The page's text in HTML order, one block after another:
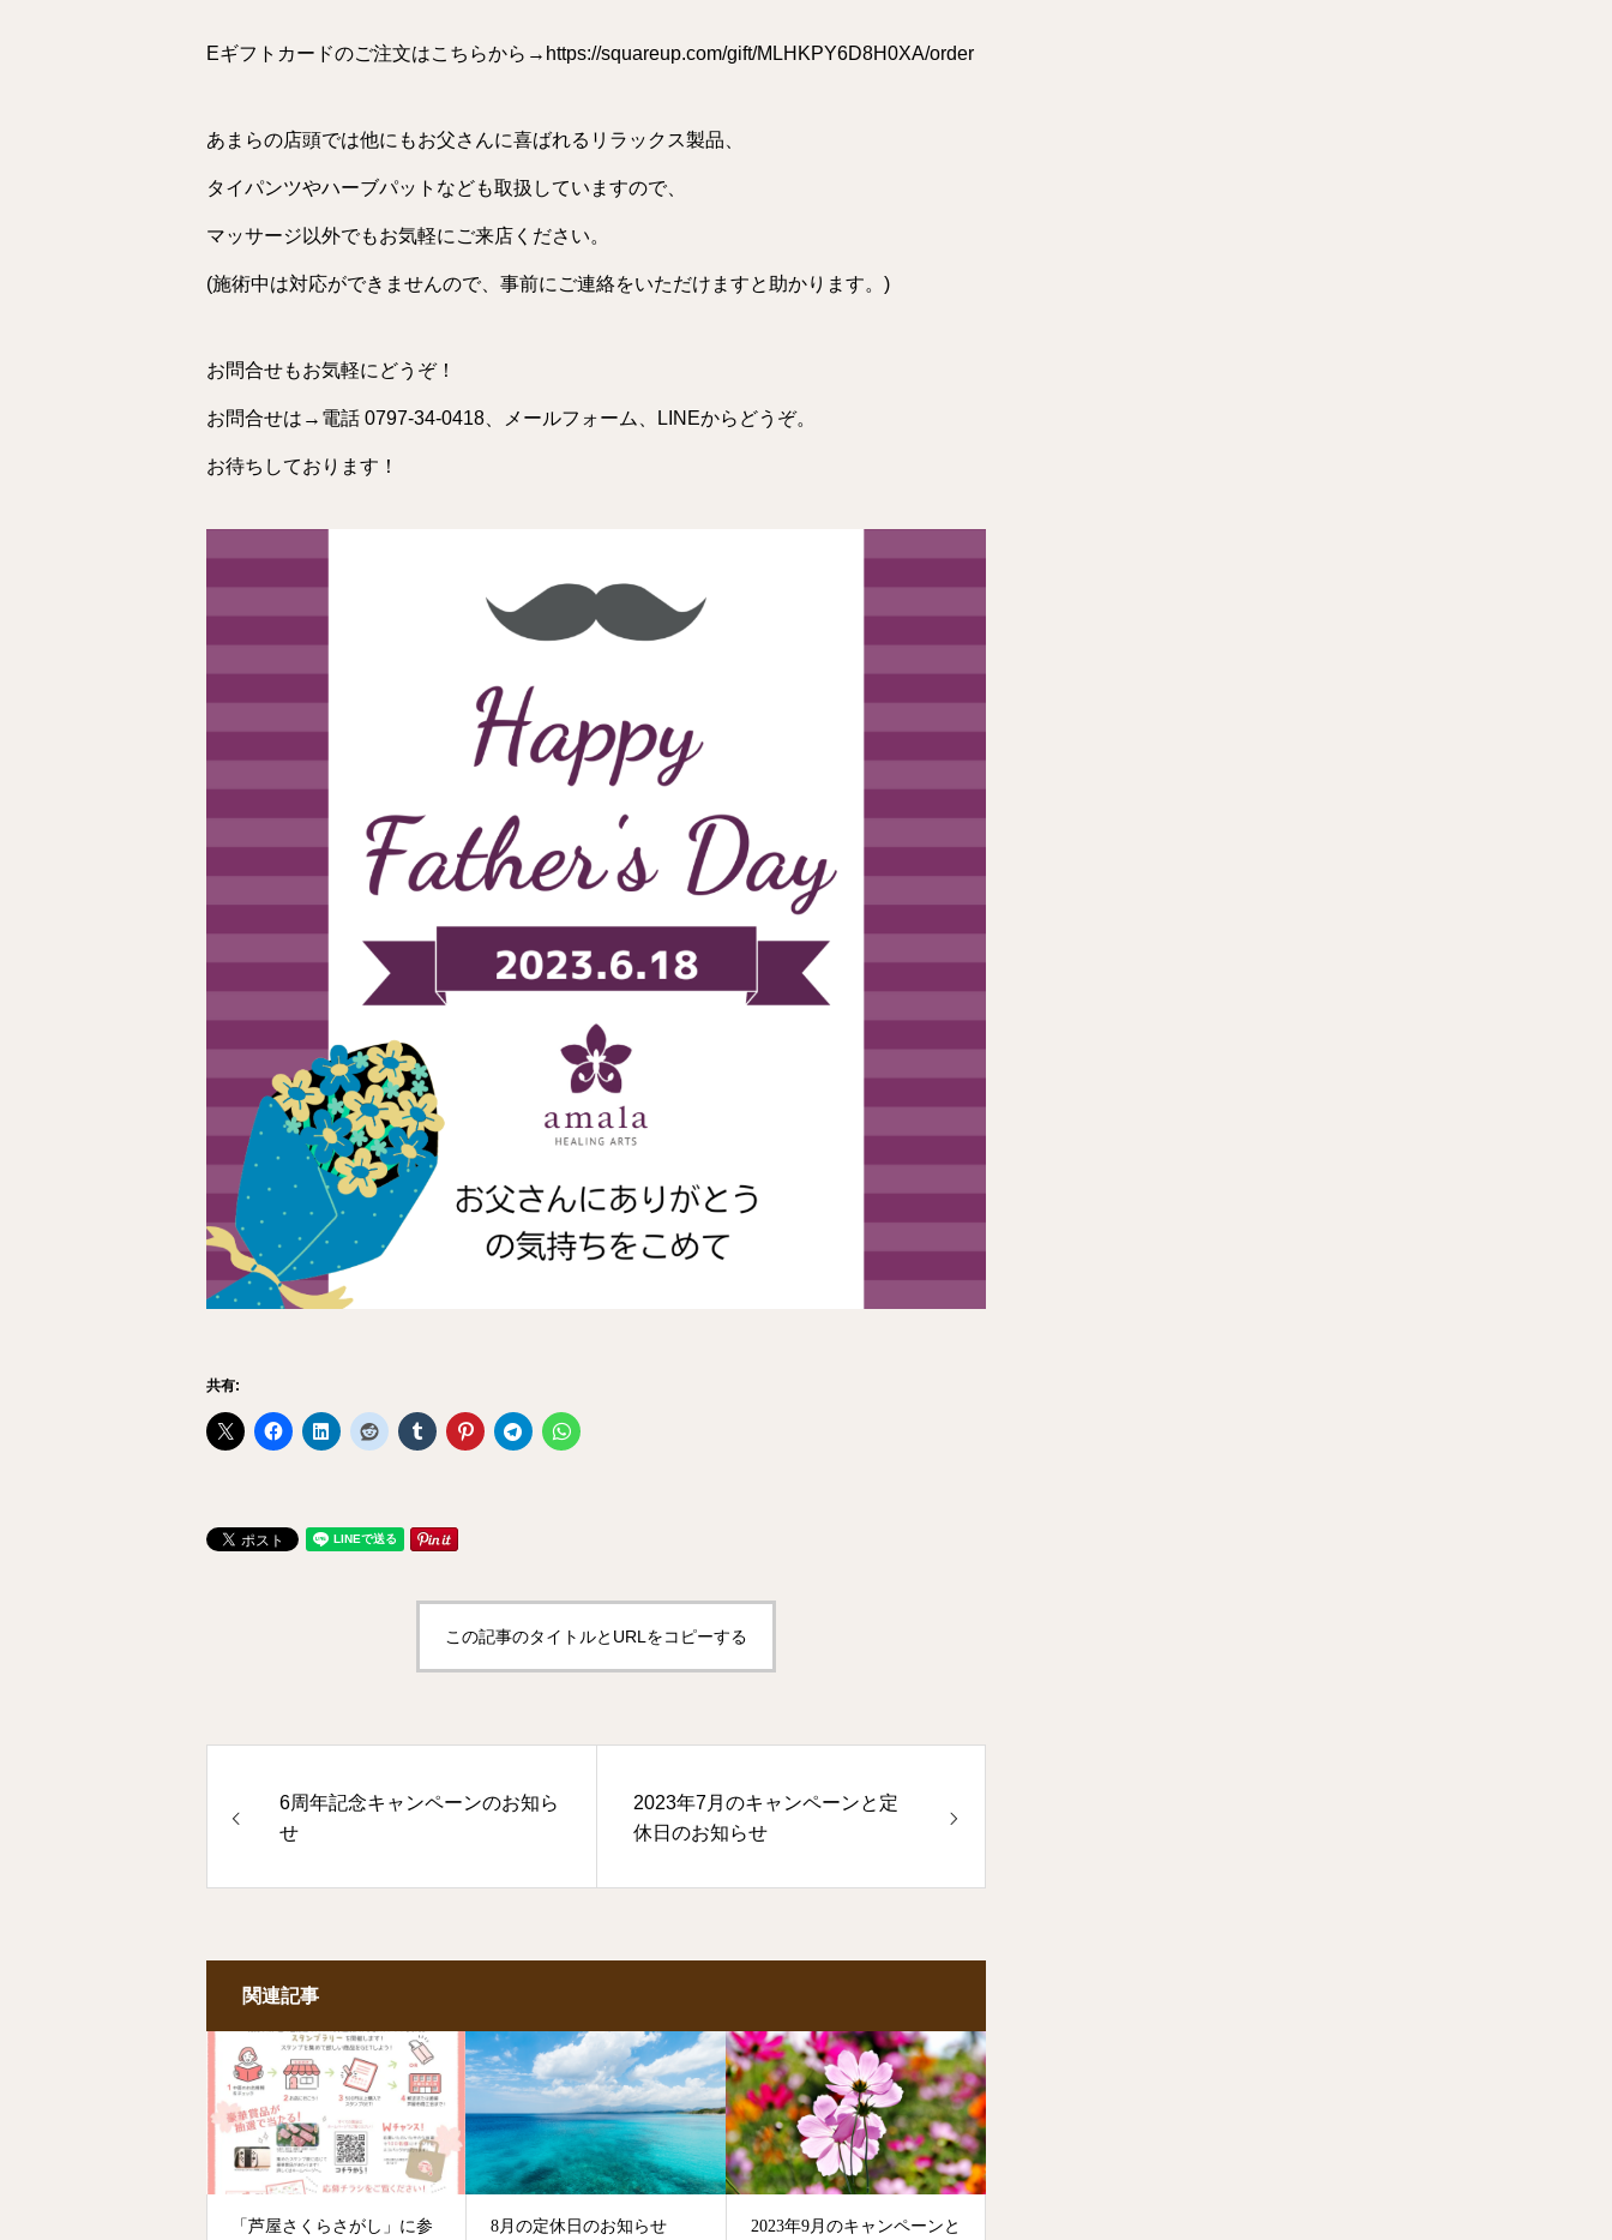
Eギフトカードのご注文はこちらから→https://squareup.com/gift/MLHKPY6D8H0XA/order
あまらの店頭では他にもお父さんに喜ばれるリラックス製品、
タイパンツやハーブパットなども取扱していますので、
マッサージ以外でもお気軽にご来店ください。
(施術中は対応ができませんので、事前にご連絡をいただけますと助かります。)
お問合せもお気軽にどうぞ！
お問合せは→電話 0797-34-0418 メールフォーム LINEからどうぞ。
お待ちしております！
共有:
この記事のタイトルとURLをコピーする
6周年記念キャンペーンのお知ら
せ
2023年7月のキャンペーンと定
休日のお知らせ
関連記事
「芦屋さくらさがし」に参 8月の定休日のお知らせ 2023年9月のキャンペーンと